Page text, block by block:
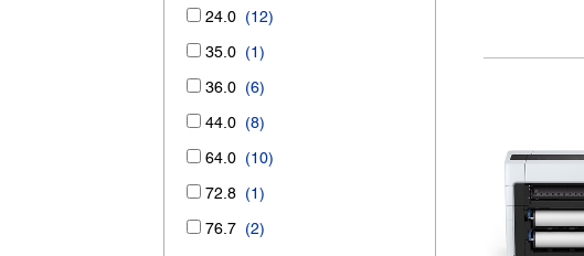
24.0 (12)
35.0 (1)
36.0 (6)
44.0 (8)
64.0 (10)
72.8 (1)
76.7 (2)